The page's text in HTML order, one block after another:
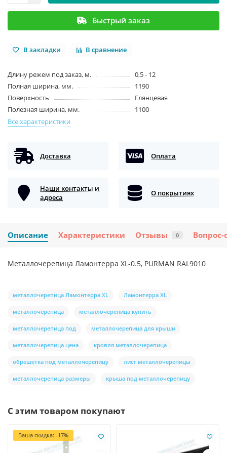
Быстрый заказ
В закладки В сравнение
Длину режем под заказ, м.
0,5 - 12
Полная ширина, мм.
1190
Поверхность
Глянцевая
Полезная ширина, мм.
1100
Все характеристики
Доставка Оплата
Наши контакты и
адреса
О покрытиях
Описание Характеристики Отзывы 0 Вопрос-
Металлочерепица Ламонтерра XL-0.5, PURMAN RAL9010
металлочерепица Ламонтерра XL Ламонтерра XL
металлочерепица металлочерепица купить
металлочерепица под металлочерепица для крыши
металлочерепица цена кровля металлочерепица
обрешетка под металлочерепицу лист металлочерепицы
металлочерепица размеры крыша под металлочерепицу
С этим товаром покупают
Ваша скидка: -17%